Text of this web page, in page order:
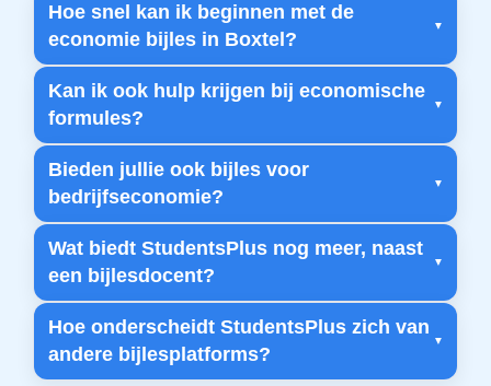
Hoe snel kan ik beginnen met de
economie bijles in Boxtel?
Kan ik ook hulp krijgen bij economische
formules?
Bieden jullie ook bijles voor
bedrijfseconomie?
Wat biedt StudentsPlus nog meer, naast
een bijlesdocent?
Hoe onderscheidt StudentsPlus zich van
andere bijlesplatforms?